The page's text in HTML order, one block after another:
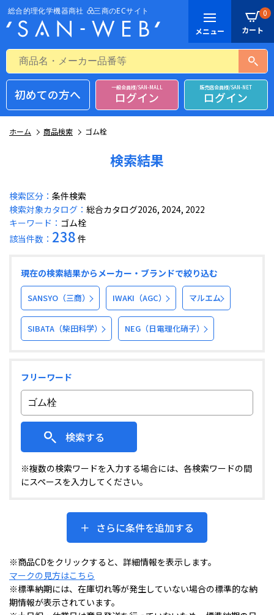
0
初めての方へ 一般会員様/SAN-MALL
ログイン
販売店会員様/SAN-NET
ログイン
ホーム 商品検索 ゴム栓
検索結果
検索区分： 条件検索
検索対象カタログ： 総合カタログ2026, 2024, 2022
キーワード： ゴム栓
該当件数： 238 件
現在の検索結果からメーカー・ブランドで絞り込む
SANSYO（三商） IWAKI（AGC） マルエム
SIBATA（柴田科学） NEG（日電理化硝子）
フリーワード
検索する
※複数の検索ワードを入力する場合には、各検索ワードの間
にスペースを入力してください。
さらに条件を追加する
※商品CDをクリックすると、詳細情報を表示します。
マークの見方はこちら
※標準納期には、在庫切れ等が発生していない場合の標準的な納
期情報が表示されています。